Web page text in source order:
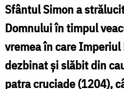
Simon
Izvorâtorul
de
mir,
ctitorul
Sfântul Simon a
Domnului în timpul
vremea în care
dezbinat și slăbit din
patra cruciade (1204),